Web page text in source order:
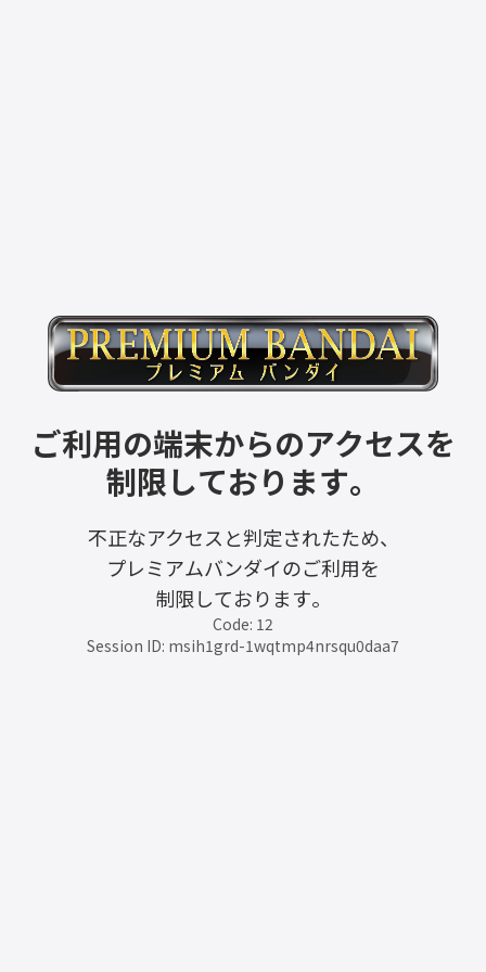
ご利用の端末からのアクセスを
制限しております。
不正なアクセスと判定されたため、
プレミアムバンダイのご利用を
制限しております。
Code: 12
Session ID: msih1grd-1wqtmp4nrsqu0daa7